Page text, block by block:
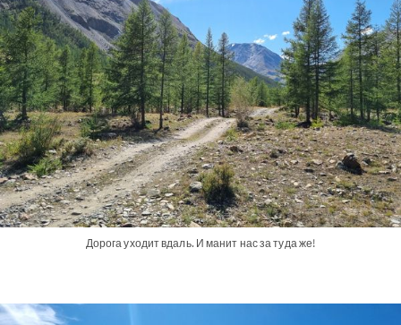
Дорога уходит вдаль. И манит нас за туда же!